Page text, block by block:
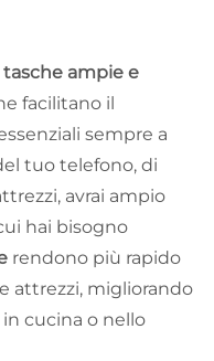
tasche ampie e
facilitano il
sempre a
tuo telefono, di
avrai ampio
hai bisogno
rendono più rapido
attrezzi, migliorando
cucina o nello